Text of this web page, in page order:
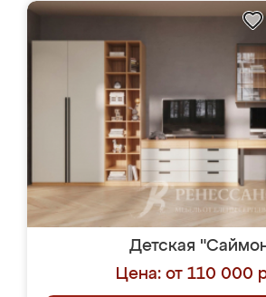
Детская
Цена: от 110 000